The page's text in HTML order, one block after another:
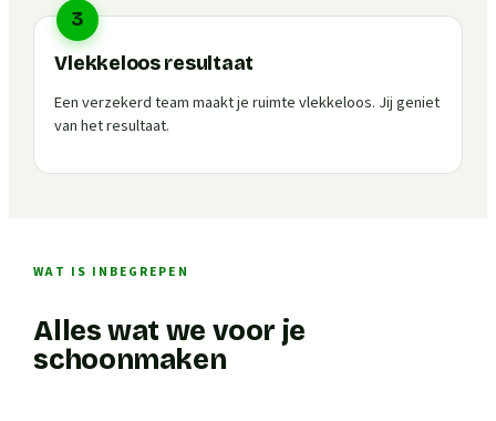
3
Vlekkeloos resultaat
Een verzekerd team maakt je ruimte vlekkeloos. Jij geniet
van het resultaat.
WAT IS INBEGREPEN
Alles wat we voor je
schoonmaken